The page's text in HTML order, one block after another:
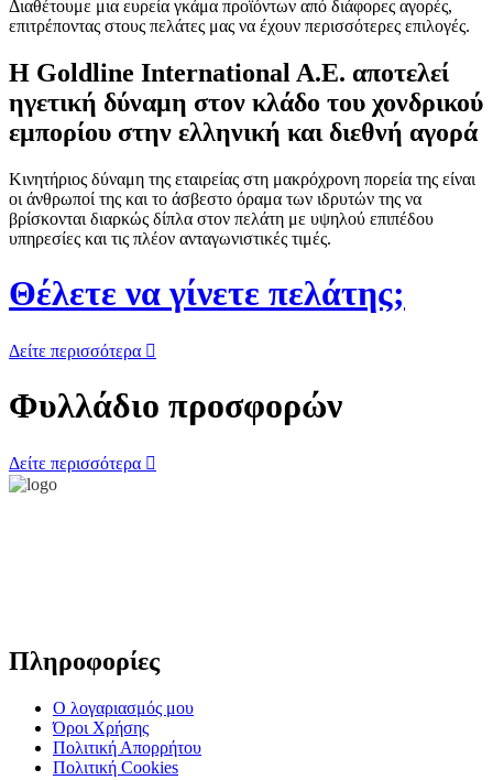
Διαθέτουμε μια ευρεία γκάμα προϊόντων από διάφορες αγορές,
επιτρέποντας στους πελάτες μας να έχουν περισσότερες επιλογές.
Η Goldline International A.E. αποτελεί
ηγετική δύναμη στον κλάδο του χονδρικού
εμπορίου στην ελληνική και διεθνή αγορά
Κινητήριος δύναμη της εταιρείας στη μακρόχρονη πορεία της είναι
οι άνθρωποί της και το άσβεστο όραμα των ιδρυτών της να
βρίσκονται διαρκώς δίπλα στον πελάτη με υψηλού επιπέδου
υπηρεσίες και τις πλέον ανταγωνιστικές τιμές.
Θέλετε ναγίνετε πελάτης;
Δείτε περισσότερα
Φυλλάδιο προσφορών
Δείτε περισσότερα
Πληροφορίες
Ο λογαριασμός μου
Όροι Χρήσης
Πολιτική Απορρήτου
Πολιτική Cookies